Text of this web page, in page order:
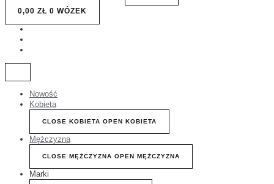
0,00 ZŁ 0 WÓZEK
Nowość
Kobieta
CLOSE KOBIETA OPEN KOBIETA
Mężczyzna
CLOSE MĘŻCZYZNA OPEN MĘŻCZYZNA
Marki